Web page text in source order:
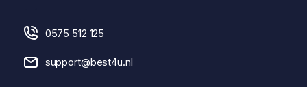
0575 512 125
support@best4u.nl